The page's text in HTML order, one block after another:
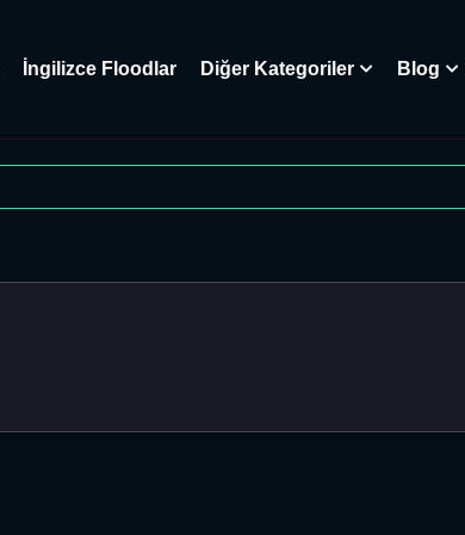
İngilizce Floodlar Diğer Kategoriler Blog